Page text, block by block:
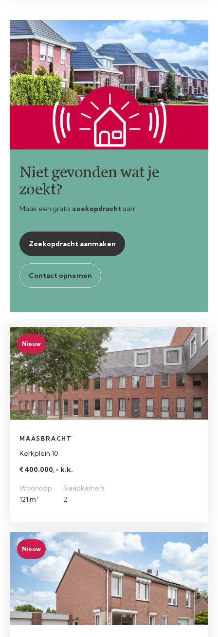
Niet gevonden wat je
zoekt?
Maak een gratis zoekopdracht aan!
Zoekopdracht aanmaken
Contact opnemen
Nieuw
MAASBRACHT
Kerkplein 10
€ 400.000, - k.k.
Woonopp.
121 m²
Slaapkamers
2
Nieuw